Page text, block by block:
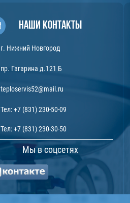
Наши контакты
г. Нижний Новгород
пр. Гагарина д.121 Б
teploservis52@mail.ru
Тел:+7 (831) 230-50-09
Тел:+7 (831) 230-30-50
Мы в соцсетях